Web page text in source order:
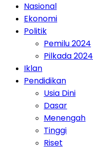
Nasional
Ekonomi
Politik
Pemilu 2024
Pilkada 2024
Iklan
Pendidikan
Usia Dini
Dasar
Menengah
Tinggi
Riset